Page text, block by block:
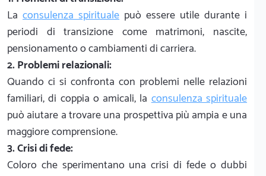
La consulenza spirituale può essere utile durante i
periodi di transizione come matrimoni, nascite,
pensionamento o cambiamenti di carriera.
2. Problemi relazionali:
Quando ci si confronta con problemi nelle relazioni
familiari, di coppia o amicali, laconsulenza spirituale
può aiutare a trovare una prospettiva più ampia e una
maggiore comprensione.
3. Crisi di fede:
Coloro che sperimentano una crisi di fede o dubbi